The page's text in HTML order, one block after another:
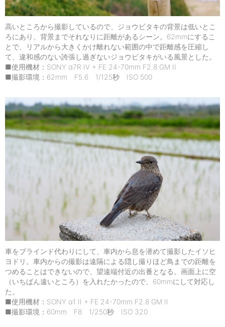
高いところから撮影しているので、ジョウビタキの背景は低いとこ
ろにあり、背景までそれなりに距離があるシーン。62mmにするこ
とで、リアルから大きくかけ離れない範囲の中で距離感を圧縮し
て、違和感のない誇張し過ぎないジョウビタキがいる風景とした。
■使用機材：SONY α7R IV + FE 24-70mm F2.8 GM II
■撮影環境：62mm F5.6 1/125秒 ISO 500
車をブラインド代わりにして、車内から息を潜めて撮影したイソヒ
ヨドリ。車内からの撮影は遠隔による隠し撮りほど鳥までの距離を
つめることはできないので、望遠端付近の出番となる。画面上に空
（いちばん遠いところ）を入れたかったので、60mmにして対応し
た。
■使用機材：SONY α1 II + FE 24-70mm F2.8 GM II
■撮影環境：60mm F8 1/250秒 ISO 320